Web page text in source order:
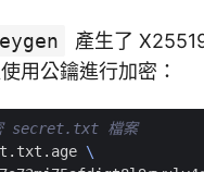
產生了
用公鑰進行加密：
secret.txt 檔案